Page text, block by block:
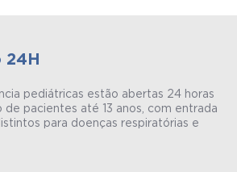
pediátricas estão abertas 24 horas
pacientes até 13 anos, com entrada
para doenças respiratórias e